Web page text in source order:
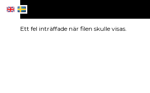
Ett fel inträffade när filen skulle visas.